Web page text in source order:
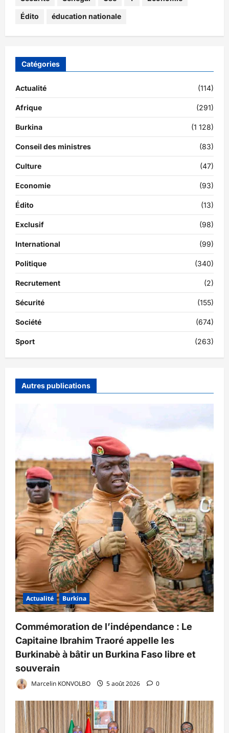
Édito éducation nationale
Catégories
Actualité (114)
Afrique (291)
Burkina (1 128)
Conseil des ministres (83)
Culture (47)
Economie (93)
Édito (13)
Exclusif (98)
International (99)
Politique (340)
Recrutement (2)
Sécurité (155)
Société (674)
Sport (263)
Autres publications
Actualité Burkina
Commémoration de l’indépendance : Le
Capitaine Ibrahim Traoré appelle les
Burkinabè à bâtir un Burkina Faso libre et
souverain
Marcelin KONVOLBO 5 août 2026 0